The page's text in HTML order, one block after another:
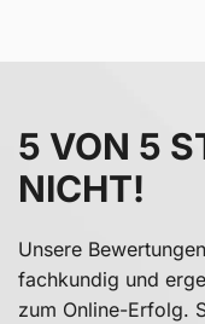
5 VON 5
NICHT!
Unsere
fachkundig und
zum Online-Erfolg.